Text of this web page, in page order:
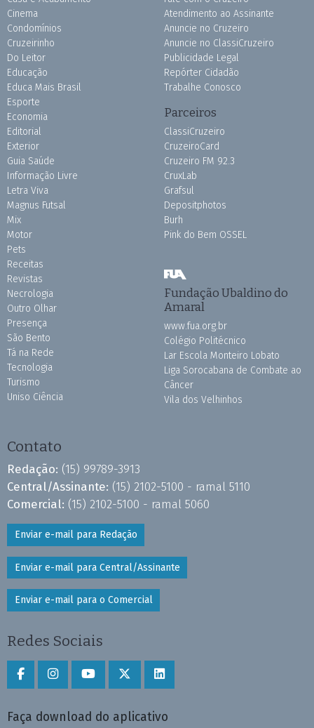
Cinema
Condomínios
Cruzeirinho
Do Leitor
Educação
Educa Mais Brasil
Esporte
Economia
Editorial
Exterior
Guia Saúde
Informação Livre
Letra Viva
Magnus Futsal
Mix
Motor
Pets
Receitas
Revistas
Necrologia
Outro Olhar
Presença
São Bento
Tá na Rede
Tecnologia
Turismo
Uniso Ciência
Atendimento ao Assinante
Anuncie no Cruzeiro
Anuncie no ClassiCruzeiro
Publicidade Legal
Repórter Cidadão
Trabalhe Conosco
Parceiros
ClassiCruzeiro
CruzeiroCard
Cruzeiro FM 92.3
CruxLab
Grafsul
Depositphotos
Burh
Pink do Bem OSSEL
Fundação Ubaldino do
Amaral
www.fua.org.br
Colégio Politécnico
Lar Escola Monteiro Lobato
Liga Sorocabana de Combate ao
Câncer
Vila dos Velhinhos
Contato
Redação: (15) 99789-3913
Central/Assinante: (15) 2102-5100 - ramal 5110
Comercial: (15) 2102-5100 - ramal 5060
Enviar e-mail para Redação
Enviar e-mail para Central/Assinante
Enviar e-mail para o Comercial
Redes Sociais
Faça download do aplicativo